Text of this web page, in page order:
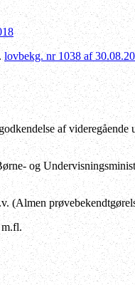
lovbekg. nr 1038 af
af videregående
og
(Almen